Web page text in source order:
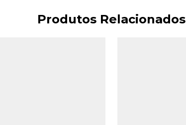
Produtos Relacionados